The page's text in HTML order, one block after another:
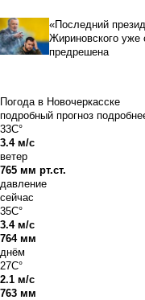
«Последний
Жириновского уже
предрешена
Погода в Новочеркасске
подробный прогноз
33C°
3.4 м/с
ветер
765 мм рт.ст.
давление
сейчас
35C°
3.4 м/с
764 мм
днём
27C°
2.1 м/с
763 мм